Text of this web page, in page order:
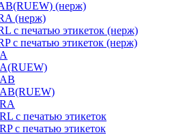
(нерж)
(нерж)
с печатью этикеток (нерж)
с печатью этикеток (нерж)
с печатью этикеток
с печатью этикеток